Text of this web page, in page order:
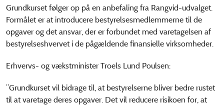
Grundkurset følger op på en anbefaling fra Rangvid-udvalget.
Formålet er at introducere bestyrelsesmedlemmerne til de
opgaver og det ansvar, der er forbundet med varetagelsen af
bestyrelseshvervet i de pågældende finansielle virksomheder.
Erhvervs- og vækstminister Troels Lund Poulsen:
”Grundkurset vil bidrage til, at bestyrelserne bliver bedre rustet
til at varetage deres opgaver. Det vil reducere risikoen for, at